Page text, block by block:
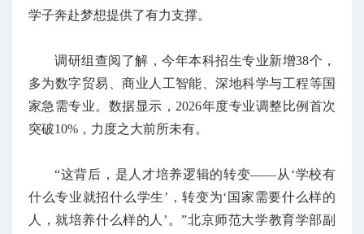
学子奔赴梦想提供了有力支撑。
调研组查阅了解，今年本科招生专业新增38个，
多为数字贸易、商业人工智能、深地科学与工程等国
家急需专业。数据显示，2026年度专业调整比例首次
突破10%，力度之大前所未有。
“这背后，是人才培养逻辑的转变——从‘学校有
什么专业就招什么学生’，转变为‘国家需要什么样的
人，就培养什么样的人’。”北京师范大学教育学部副